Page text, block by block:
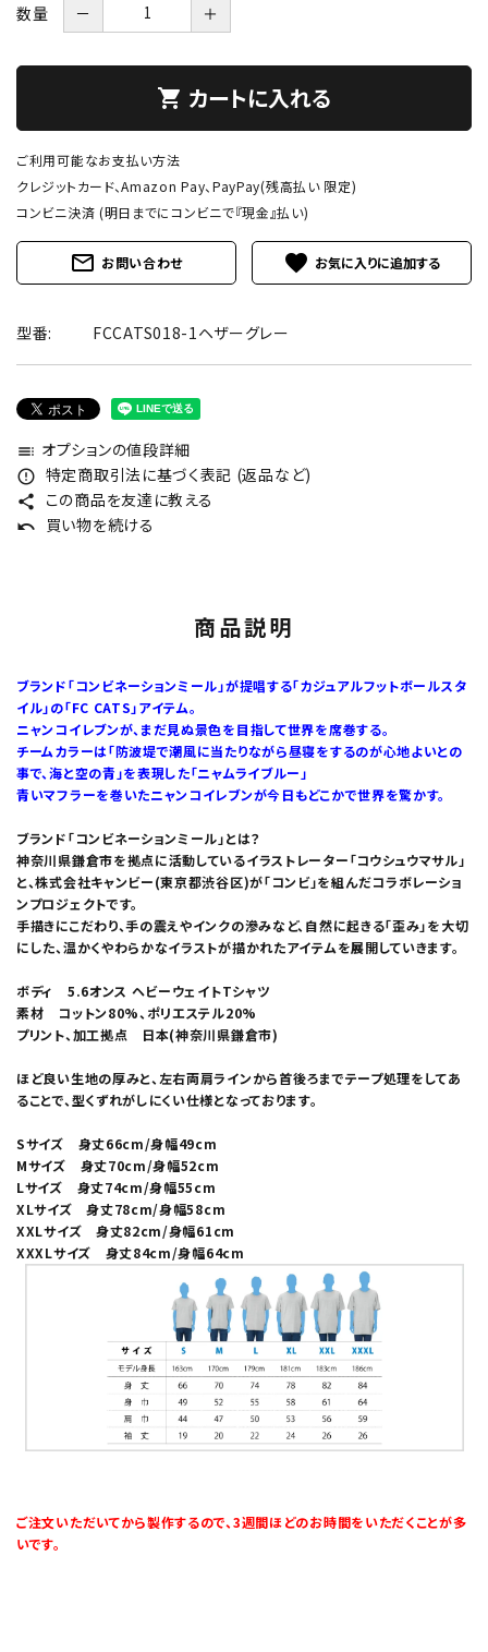
数量 － ＋
shopping_cart カートに入れる
ご利用可能なお支払い方法
クレジットカード、Amazon Pay、PayPay(残高払い 限定)
コンビニ決済 (明日までにコンビニで『現金』払い)
mail_outline お問い合わせ favorite
型番: FCCATS018-1ヘザーグレー
toc オプションの値段詳細
error_outline 特定商取引法に基づく表記 (返品など)
share この商品を友達に教える
undo 買い物を続ける
商品説明
ブランド「コンビネーションミール」が提唱する「カジュアルフットボールスタ
イル」の「FC CATS」アイテム。
ニャンコイレブンが、まだ見ぬ景色を目指して世界を席巻する。
チームカラーは「防波堤で潮風に当たりながら昼寝をするのが心地よいとの
事で、海と空の青」を表現した「ニャムライブルー」
青いマフラーを巻いたニャンコイレブンが今日もどこかで世界を驚かす。
ブランド「コンビネーションミール」とは？
神奈川県鎌倉市を拠点に活動しているイラストレーター「コウシュウマサル」
と、株式会社キャンビー(東京都渋谷区)が「コンビ」を組んだコラボレーショ
ンプロジェクトです。
手描きにこだわり、手の震えやインクの滲みなど、自然に起きる「歪み」を大切
にした、温かくやわらかなイラストが描かれたアイテムを展開していきます。
ボディ 5.6オンス ヘビーウェイトTシャツ
素材 コットン80%、ポリエステル20%
プリント、加工拠点 日本(神奈川県鎌倉市)
ほど良い生地の厚みと、左右両肩ラインから首後ろまでテープ処理をしてあ
ることで、型くずれがしにくい仕様となっております。
Sサイズ 身丈66cm/身幅49cm
Mサイズ 身丈70cm/身幅52cm
Lサイズ 身丈74cm/身幅55cm
XLサイズ 身丈78cm/身幅58cm
XXLサイズ 身丈82cm/身幅61cm
XXXLサイズ 身丈84cm/身幅64cm
ご注文いただいてから製作するので、3週間ほどのお時間をいただくことが多
いです。